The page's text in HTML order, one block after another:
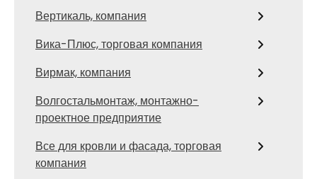
Вертикаль, компания
Вика-Плюс, торговая компания
Вирмак, компания
Волгостальмонтаж, монтажно-
проектное предприятие
Все для кровли и фасада, торговая
компания